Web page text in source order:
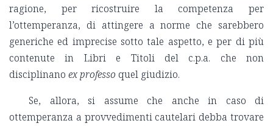
ragione, per ricostruire la competenza per
l’ottemperanza, di attingere a norme che sarebbero
generiche ed imprecise sotto tale aspetto, e per di più
contenute in Libri e Titoli del c.p.a. che non
disciplinano ex professo quel giudizio.
Se, allora, si assume che anche in caso di
ottemperanza a provvedimenti cautelari debba trovare